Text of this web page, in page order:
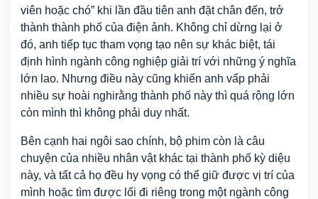
viên hoặc chó” khi lần đầu tiên anh đặt chân đến, trở
thành thành phố của điện ảnh. Không chỉ dừng lại ở
đó, anh tiếp tục tham vọng tạo nên sự khác biệt, tái
định hình ngành công nghiệp giải trí với những ý nghĩa
lớn lao. Nhưng điều này cũng khiến anh vấp phải
nhiều sự hoài nghirằng thành phố này thì quá rộng lớn
còn mình thì không phải duy nhất.
Bên cạnh hai ngôi sao chính, bộ phim còn là câu
chuyện của nhiều nhân vật khác tại thành phố kỳ diệu
này, và tất cả họ đều hy vọng có thể giữ được vị trí của
mình hoặc tìm được lối đi riêng trong một ngành công